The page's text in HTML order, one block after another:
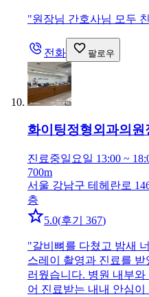
"원장님 간호사님 모두
전화 팔로우
화이팅정형외과의원
진료중일요일 13:00 ~
700m
서울 강남구 테헤란로
층
5.0(후기 367)
"갈비뼈를 다쳤고 밤새
스레이 촬영과 진료를
러웠습니다. 병원 내부
어 진료받는 내내 안심이